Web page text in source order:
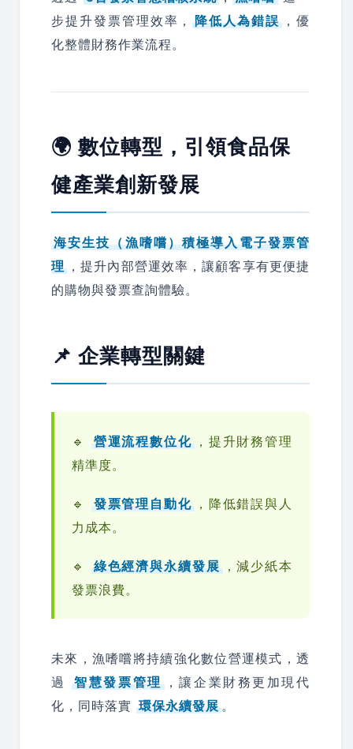
步提升發票管理效率，降低人為錯誤 ，優
化整體財務作業流程。
🌍 數位轉型，引領食品保
健產業創新發展
海安生技（漁嗜嚐）積極導入電子發票管
理 ，提升內部營運效率，讓顧客享有更便捷
的購物與發票查詢體驗。
📌 企業轉型關鍵
🔹 營運流程數位化 ，提升財務管理
精準度。
🔹 發票管理自動化 ，降低錯誤與人
力成本。
🔹 綠色經濟與永續發展 ，減少紙本
發票浪費。
未來，漁嗜嚐將持續強化數位營運模式，透
過智慧發票管理，讓企業財務更加現代
化，同時落實 環保永續發展。